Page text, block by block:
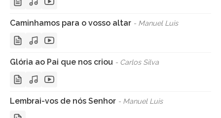
Caminhamos para o vosso altar - Manuel Luis
Glória ao Pai que nos criou - Carlos Silva
Lembrai-vos de nós Senhor - Manuel Luis